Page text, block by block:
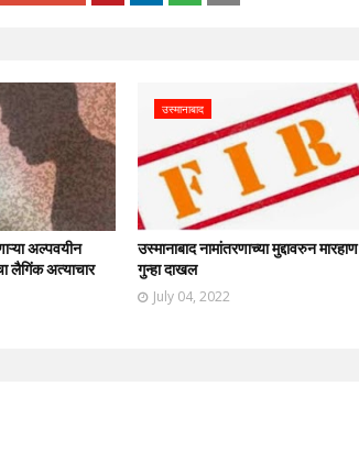
अल्पवयीन
लैगिंक अत्याचार
उस्मानाबाद
उस्मानाबाद नामांतरणाच्या मुद्दावरुन मारहाण
गुन्हा दाखल
July 04, 2022